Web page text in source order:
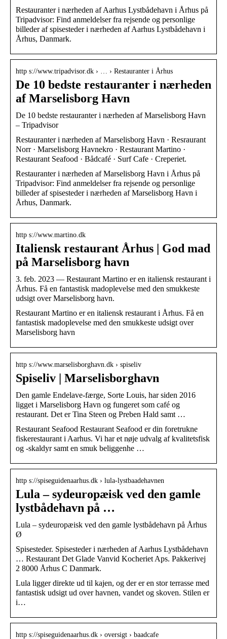
Restauranter i nærheden af Aarhus Lystbådehavn i Århus på
Tripadvisor: Find anmeldelser fra rejsende og personlige
billeder af spisesteder i nærheden af Aarhus Lystbådehavn i
Århus, Danmark.
http s://www.tripadvisor.dk › … › Restauranter i Århus
De 10 bedste restauranter i nærheden
af Marselisborg Havn
De 10 bedste restauranter i nærheden af Marselisborg Havn
– Tripadvisor
Restauranter i nærheden af Marselisborg Havn · Resraurant
Norr · Marselisborg Havnekro · Restaurant Martino ·
Restaurant Seafood · Bådcafé · Surf Cafe · Creperiet.
Restauranter i nærheden af Marselisborg Havn i Århus på
Tripadvisor: Find anmeldelser fra rejsende og personlige
billeder af spisesteder i nærheden af Marselisborg Havn i
Århus, Danmark.
http s://www.martino.dk
Italiensk restaurant Århus | God mad
på Marselisborg havn
3. feb. 2023 — Restaurant Martino er en italiensk restaurant i
Århus. Få en fantastisk madoplevelse med den smukkeste
udsigt over Marselisborg havn.
Restaurant Martino er en italiensk restaurant i Århus. Få en
fantastisk madoplevelse med den smukkeste udsigt over
Marselisborg havn
http s://www.marselisborghavn.dk › spiseliv
Spiseliv | Marselisborghavn
Den gamle Endelave-færge, Sorte Louis, har siden 2016
ligget i Marselisborg Havn og fungeret som café og
restaurant. Det er Tina Steen og Preben Hald samt …
Restaurant Seafood Restaurant Seafood er din foretrukne
fiskerestaurant i Aarhus. Vi har et nøje udvalg af kvalitetsfisk
og -skaldyr samt en smuk beliggenhe …
http s://spiseguidenaarhus.dk › lula-lystbaadehavnen
Lula – sydeuropæisk ved den gamle
lystbådehavn på …
Lula – sydeuropæisk ved den gamle lystbådehavn på Århus
Ø
Spisesteder. Spisesteder i nærheden af Aarhus Lystbådehavn
… Restaurant Det Glade Vanvid Kocheriet Aps. Pakkerivej
2 8000 Århus C Danmark.
Lula ligger direkte ud til kajen, og der er en stor terrasse med
fantastisk udsigt ud over havnen, vandet og skoven. Stilen er
i…
http s://spiseguidenaarhus.dk › oversigt › baadcafe